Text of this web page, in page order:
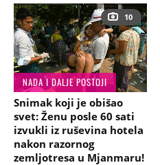
10
NADA I DALJE POSTOJI
Snimak koji je obišao
svet: Ženu posle 60 sati
izvukli iz ruševina hotela
nakon razornog
zemljotresa u Mjanmaru!